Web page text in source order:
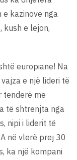
e kazinove nga
kush e lejon,
europiane! Na
e një lideri të
tenderë me
të shtrenjta nga
nipi i liderit të
në vlerë prej 30
ka një kompani